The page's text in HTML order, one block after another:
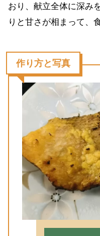
おり、献立全体に深み
りと甘さが相まって、
作り方と写真